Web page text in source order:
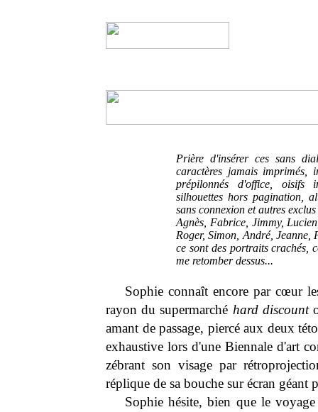
Prière d'insérer ces sans
caractères jamais imprimés,
prépilonnés d'office, oisifs
silhouettes hors pagination,
sans connexion et autres
Agnès, Fabrice, Jimmy,
Roger, Simon, André, Jeanne,
ce sont des portraits crachés,
me retomber dessus...
Sophie connaît encore par cœur
rayon du supermarché hard discount
amant de passage, piercé aux deux
exhaustive lors d'une Biennale d'art
zébrant son visage par
réplique de sa bouche sur écran
Sophie hésite, bien que le